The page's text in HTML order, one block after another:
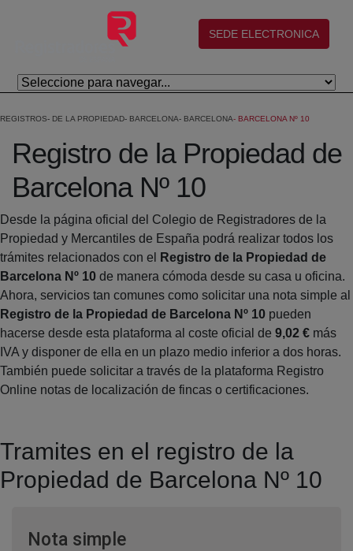
Salta al contingut principal
(abre en nueva ventana)
SEDE ELECTRONICA
REGISTROS DE LA PROPIEDAD BARCELONA BARCELONA BARCELONA Nº 10
Registro de la Propiedad de
Barcelona Nº 10
Desde la página oficial del Colegio de Registradores de la
Propiedad y Mercantiles de España podrá realizar todos los
trámites relacionados con el
Registro de la Propiedad de
Barcelona Nº 10 de manera cómoda desde su casa u oficina.
Ahora, servicios tan comunes como solicitar una nota simple al
Registro de la Propiedad de Barcelona Nº 10 pueden
hacerse desde esta plataforma al coste oficial de 9,02 € más
IVA y disponer de ella en un plazo medio inferior a dos horas.
También puede solicitar a través de la plataforma Registro
Online notas de localización de fincas o certificaciones.
Tramites en el registro de la
Propiedad de Barcelona Nº 10
Nota simpleVentana nueva